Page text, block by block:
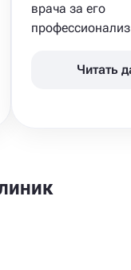
врача за его
Читать